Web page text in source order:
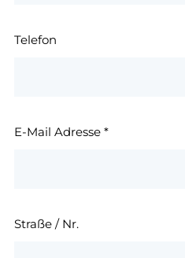
Telefon
E-Mail Adresse *
Straße / Nr.